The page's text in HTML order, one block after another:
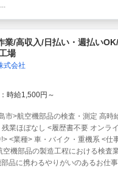
業/高収入/日払い・週払い
場
式会社
時給1,500円～
市>航空機部品の検査・測定 高時
業ほぼなし <履歴書不要 オンラ
<業種> 車・バイク・重機系 <仕
空機部品の製造工程における検査
品に携わるやりがいのあるお仕